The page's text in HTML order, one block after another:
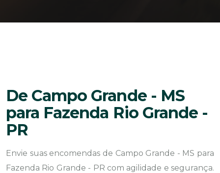
De Campo Grande - MS
para Fazenda Rio Grande -
PR
Envie suas encomendas de Campo Grande - MS para
Fazenda Rio Grande - PR com agilidade e segurança.